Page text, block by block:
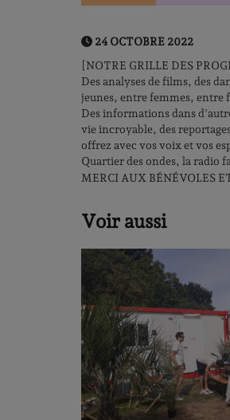
24 OCTOBRE 2022
[NOTRE GRILLE DES
Des analyses de films, des
jeunes, entre femmes, entre
Des informations dans
vie incroyable, des
offrez avec vos voix et vos
Quartier des ondes, la radio
MERCI AUX BÉNÉVOLES
Voir aussi